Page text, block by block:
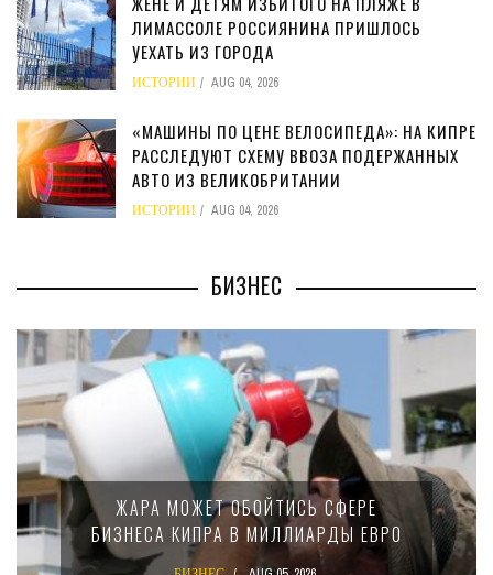
ЛИМАССОЛЕ РОССИЯНИНА ПРИШЛОСЬ
УЕХАТЬ ИЗ ГОРОДА
ИСТОРИИ AUG 04, 2026
«МАШИНЫ ПО ЦЕНЕ ВЕЛОСИПЕДА»: НА КИПРЕ
РАССЛЕДУЮТ СХЕМУ ВВОЗА ПОДЕРЖАННЫХ
АВТО ИЗ ВЕЛИКОБРИТАНИИ
ИСТОРИИ AUG 04, 2026
БИЗНЕС
МИНФИН КИПРА ПЕРЕПИСАЛ ЗАКОН О
15-ПРОЦЕНТНОМ НАЛОГЕ ДЛЯ
КРУПНЫХ МЕЖДУНАРОДНЫХ
КОМПАНИЙ